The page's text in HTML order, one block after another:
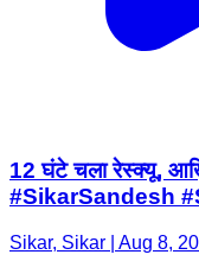
12 घंटे चला रेस्क्यू,
#SikarSandesh
Sikar, Sikar | Aug 8,